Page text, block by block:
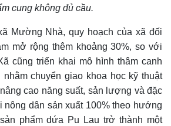
cung không đủ cầu.
Mường Nhà, quy hoạch của xã đối
mở rộng thêm khoảng 30%, so với
cũng triển khai mô hình thâm canh
chuyển giao khoa học kỹ thuật
cao năng suất, sản lượng và đặc
dân sản xuất 100% theo hướng
phẩm dứa Pu Lau trở thành một